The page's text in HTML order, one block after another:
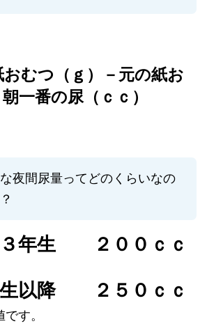
むつ（ｇ）－元の紙お
一番の尿（ｃｃ）
夜間尿量ってどのくらいなの
３年生 ２００ｃｃ
降 ２５０ｃｃ
す。